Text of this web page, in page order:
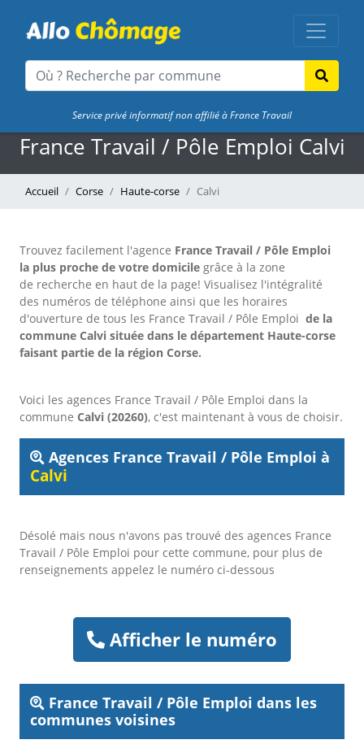
Service privé informatif non affilié à France Travail
France Travail / Pôle Emploi Calvi
Accueil Corse Haute-corse Calvi
Trouvez facilement l'agence France Travail / Pôle Emploi
la plus proche de votre domicile grâce à la zone
de recherche en haut de la page! Visualisez l'intégralité
des numéros de téléphone ainsi que les horaires
d'ouverture de tous les France Travail / Pôle Emploi de la
commune Calvi située dans le département Haute-corse
faisant partie de la région Corse.
Voici les agences France Travail / Pôle Emploi dans la
commune Calvi (20260), c'est maintenant à vous de choisir.
Agences France Travail / Pôle Emploi à
Calvi
Désolé mais nous n'avons pas trouvé des agences France
Travail / Pôle Emploi pour cette commune, pour plus de
renseignements appelez le numéro ci-dessous
Afficher le numéro
France Travail / Pôle Emploi dans les
communes voisines